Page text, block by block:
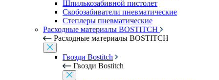
Шпилькозабивной пистолет
Скобозабиватели пневматические
Степлеры пневматические
Расходные материалы BOSTITCH
Расходные материалы BOSTITCH
Гвозди Bostitch
Гвозди Bostitch